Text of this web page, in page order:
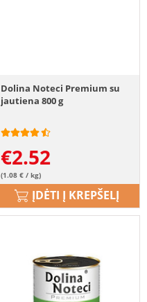
Dolina Noteci Premium su
jautiena 800 g
€2.52
(1.08 € / kg)
ĮDĖTI Į KREPŠELĮ